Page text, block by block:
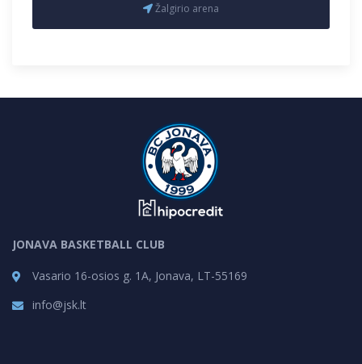
Žalgirio arena
JONAVA BASKETBALL CLUB
Vasario 16-osios g. 1A, Jonava, LT-55169
info@jsk.lt